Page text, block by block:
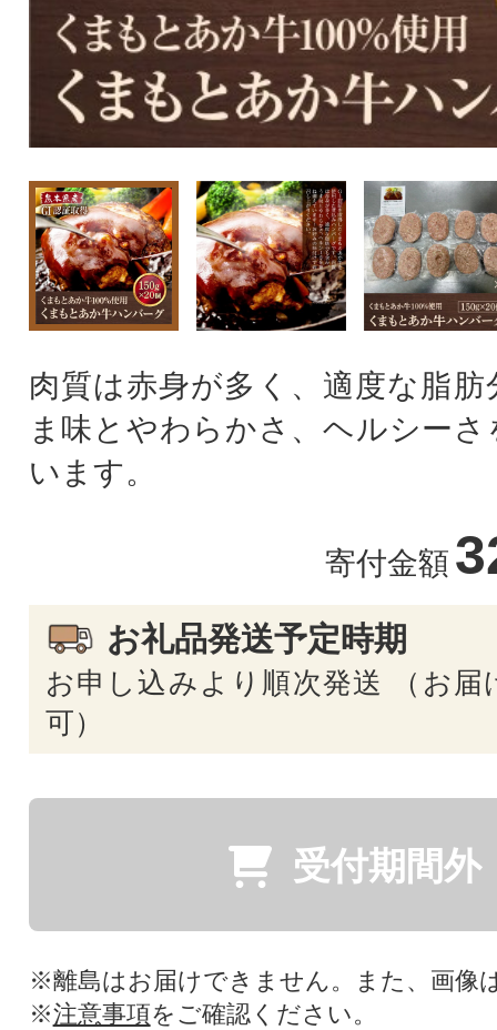
肉質は赤身が多く、適度な脂
ま味とやわらかさ、ヘルシー
います。
寄付金額
お礼品発送予定時期
お申し込みより順次発送 （お届
可）
受付期間外
※離島はお届けできません。また、画像
※注意事項をご確認ください。